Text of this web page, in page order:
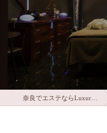
奈良でエステならLuxury salon Bonheur